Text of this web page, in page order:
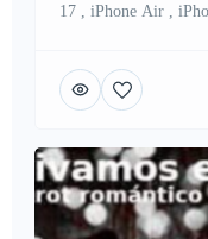
17 , iPhone Air ,
iPhone 15, iPhone
Samsung Galaxy